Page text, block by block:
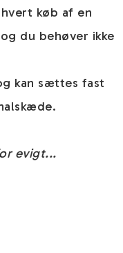
køb af en
du behøver ikke
kan sættes fast
evigt...